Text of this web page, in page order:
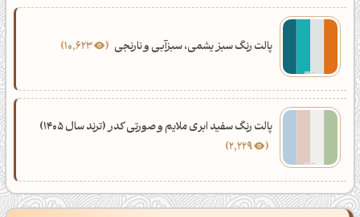
پالت رنگ سبز یشمی، سبزآبی و نارنجی 10,623
پالت رنگ سفید ابری ملایم و صورتی کدر (ترند سال 1405)
2,229